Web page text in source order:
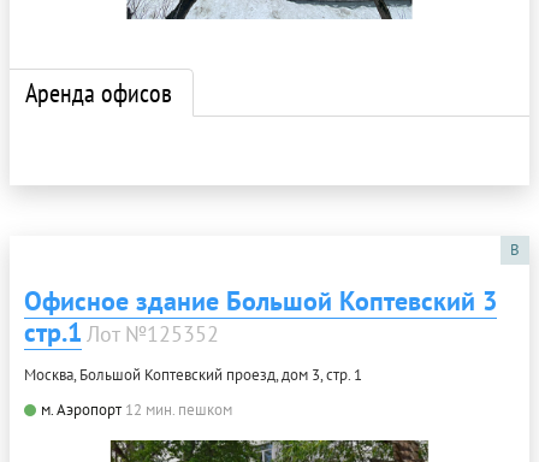
Аренда офисов
B
Офисное здание Большой Коптевский 3
стр.1 Лот №125352
Москва, Большой Коптевский проезд, дом 3, стр. 1
м. Аэропорт 12 мин. пешком